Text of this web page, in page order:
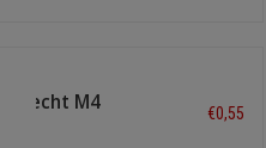
M4
€0,55